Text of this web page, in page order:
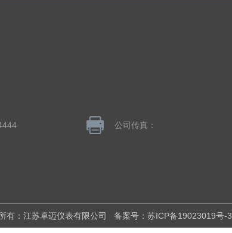
公司传真：
有：江苏卓迈仪表有限公司 备案号：苏ICP备19023019号-3